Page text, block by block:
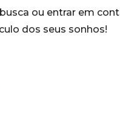
ou entrar em
dos seus sonhos!